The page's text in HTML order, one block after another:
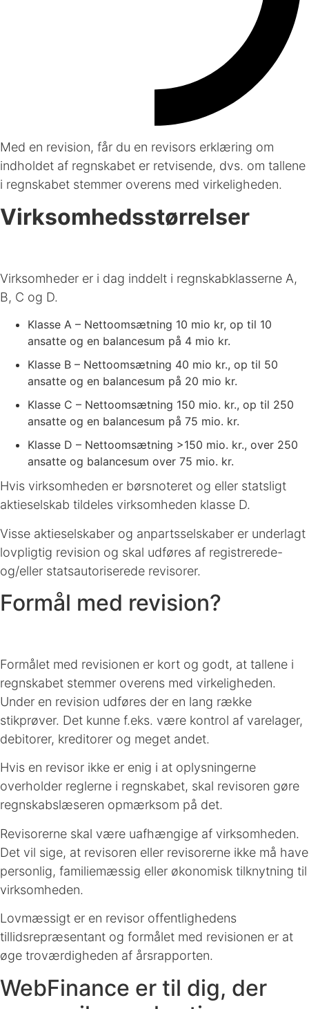
Med en revision, får du en revisors erklæring om
indholdet af regnskabet er retvisende, dvs. om tallene
i regnskabet stemmer overens med virkeligheden.
Virksomhedsstørrelser
Virksomheder er i dag inddelt i regnskabklasserne A,
B, C og D.
Klasse A – Nettoomsætning 10 mio kr, op til 10
ansatte og en balancesum på 4 mio kr.
Klasse B – Nettoomsætning 40 mio kr., op til 50
ansatte og en balancesum på 20 mio kr.
Klasse C – Nettoomsætning 150 mio. kr., op til 250
ansatte og en balancesum på 75 mio. kr.
Klasse D – Nettoomsætning >150 mio. kr., over 250
ansatte og balancesum over 75 mio. kr.
Hvis virksomheden er børsnoteret og eller statsligt
aktieselskab tildeles virksomheden klasse D.
Visse aktieselskaber og anpartsselskaber er underlagt
lovpligtig revision og skal udføres af registrerede-
og/eller statsautoriserede revisorer.
Formål med revision?
Formålet med revisionen er kort og godt, at tallene i
regnskabet stemmer overens med virkeligheden.
Under en revision udføres der en lang række
stikprøver. Det kunne f.eks. være kontrol af varelager,
debitorer, kreditorer og meget andet.
Hvis en revisor ikke er enig i at oplysningerne
overholder reglerne i regnskabet, skal revisoren gøre
regnskabslæseren opmærksom på det.
Revisorerne skal være uafhængige af virksomheden.
Det vil sige, at revisoren eller revisorerne ikke må have
personlig, familiemæssig eller økonomisk tilknytning til
virksomheden.
Lovmæssigt er en revisor offentlighedens
tillidsrepræsentant og formålet med revisionen er at
øge troværdigheden af årsrapporten.
WebFinance er til dig, der